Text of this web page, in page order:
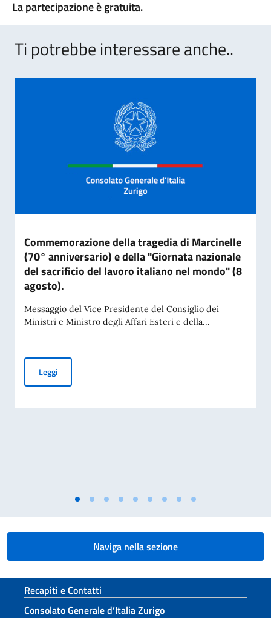
La partecipazione è gratuita.
Ti potrebbe interessare anche..
Commemorazione della tragedia di Marcinelle
(70° anniversario) e della "Giornata nazionale
del sacrificio del lavoro italiano nel mondo" (8
agosto).
Messaggio del Vice Presidente del Consiglio dei
Ministri e Ministro degli Affari Esteri e della...
LeggiCommemorazione della tragedia di Marcinelle (70°
Naviga nella sezione
Sezione footer
Recapiti e Contatti
Consolato Generale d’Italia Zurigo